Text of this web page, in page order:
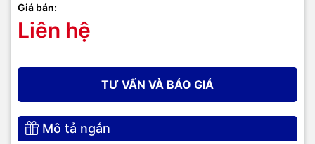
Giá bán:
Liên hệ
TƯ VẤN VÀ BÁO GIÁ
Mô tả ngắn